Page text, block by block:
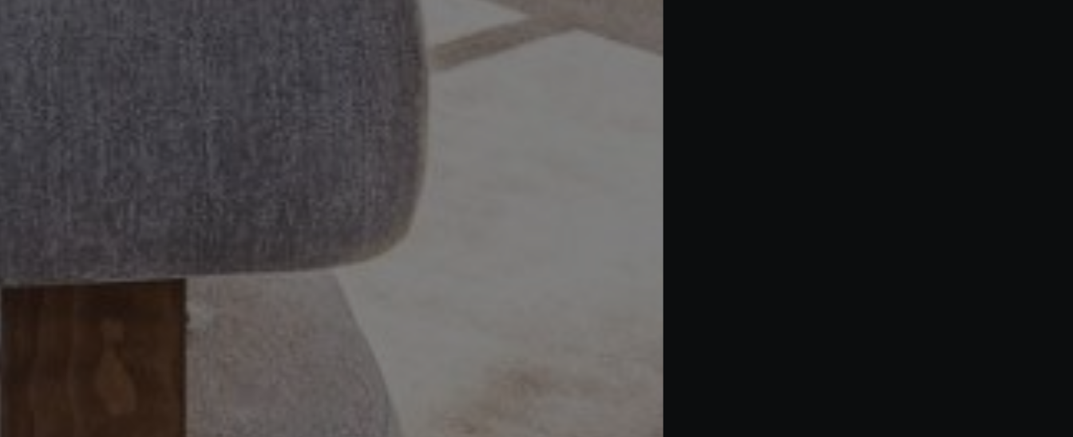
Acheter Villa 7 pièces 1300 m² Marrakech